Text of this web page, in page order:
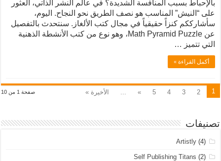
بالإحباط بسبب المنافسة الشديدة؟ في عالم النشر الذاتي، العثور
على “النيش” المناسب هو نصف الطريق نحو النجاح. اليوم،
سأشارككم كنزاً حقيقياً في مجال كتب الألغاز. سنتحدث بالتفصيل
عن Math Pyramid Puzzle، وهو نوع من كتب الأنشطة الذهنية
التي تتميز …
أكمل القراءة »
صفحة 1 من 10 1
2
3
4
5
» الأخيرة »
تصنيفات
Artistly(4)
Self Publishing Titans (2)